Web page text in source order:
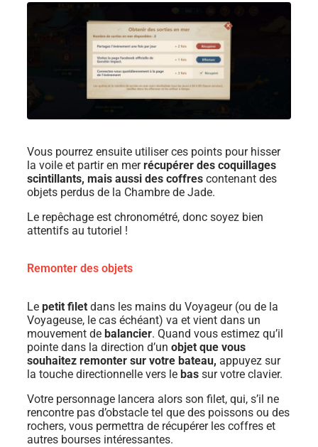
Vous pourrez ensuite utiliser ces points pour hisser
la voile et partir en merrécupérer des coquillages
scintillants, mais aussi des coffres contenant des
objets perdus de la Chambre de Jade.
Le repêchage est chronométré, donc soyez bien
attentifs au tutoriel !
Remonter des objets
Le petit filet dans les mains du Voyageur (ou de la
Voyageuse, le cas échéant) va et vient dans un
mouvement de balancier. Quand vous estimez qu’il
pointe dans la direction d’un objet que vous
souhaitez remonter sur votre bateau, appuyez sur
la touche directionnelle vers le bas sur votre clavier.
Votre personnage lancera alors son filet, qui, s’il ne
rencontre pas d’obstacle tel que des poissons ou des
rochers, vous permettra de récupérer les coffres et
autres bourses intéressantes.